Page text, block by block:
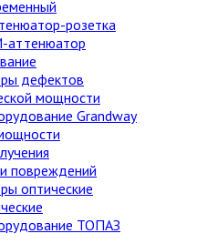
розетка
аттенюатор
дефектов
мощности
Grandway
повреждений
оптические
ТОПАЗ